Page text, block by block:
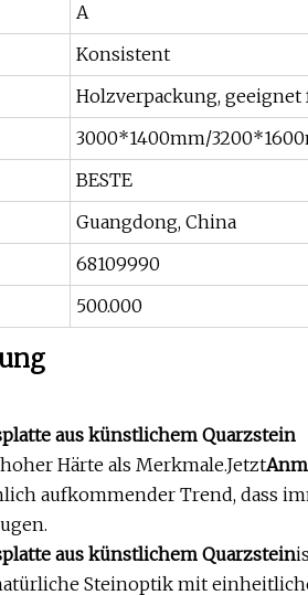
A
Konsistent
Holzverpackung,
3000*1400mm/
BESTE
Guangdong, China
68109990
500.000
aus künstlichem Quarzstein
Härte als Merkmale.Jetzt
aufkommender Trend, dass
aus künstlichem Quarzstein
Steinoptik mit